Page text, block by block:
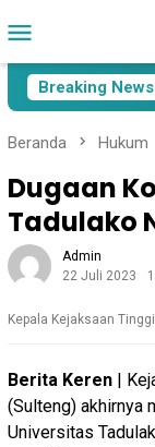
ke
Mobile
Breaking News
Paslon Pasca
Beranda Hukum
Dugaan
Tadulako
Admin
22 Juli 2023
Kepala Kejaksaan
Berita Keren |
(Sulteng) akhirnya
Universitas